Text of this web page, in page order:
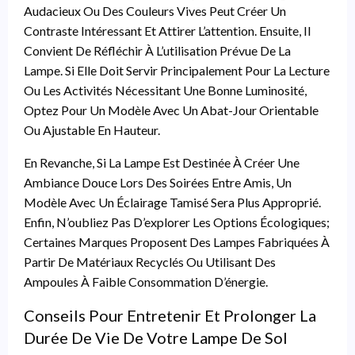
Audacieux Ou Des Couleurs Vives Peut Créer Un
Contraste Intéressant Et Attirer L’attention. Ensuite, Il
Convient De Réfléchir À L’utilisation Prévue De La
Lampe. Si Elle Doit Servir Principalement Pour La Lecture
Ou Les Activités Nécessitant Une Bonne Luminosité,
Optez Pour Un Modèle Avec Un Abat-Jour Orientable
Ou Ajustable En Hauteur.
En Revanche, Si La Lampe Est Destinée À Créer Une
Ambiance Douce Lors Des Soirées Entre Amis, Un
Modèle Avec Un Éclairage Tamisé Sera Plus Approprié.
Enfin, N’oubliez Pas D’explorer Les Options Écologiques;
Certaines Marques Proposent Des Lampes Fabriquées À
Partir De Matériaux Recyclés Ou Utilisant Des
Ampoules À Faible Consommation D’énergie.
Conseils Pour Entretenir Et Prolonger La
Durée De Vie De Votre Lampe De Sol